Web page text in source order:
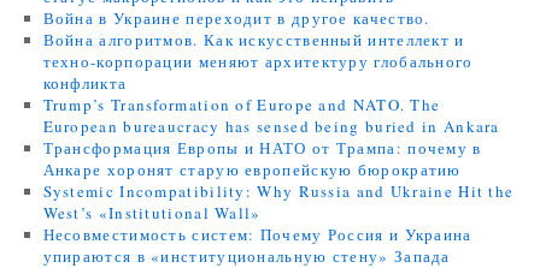
Война в Украине переходит в другое качество.
Война алгоритмов. Как искусственный интеллект и
техно-корпорации меняют архитектуру глобального
конфликта
Trump’s Transformation of Europe and NATO. The
European bureaucracy has sensed being buried in Ankara
Трансформация Европы и НАТО от Трампа: почему в
Анкаре хоронят старую европейскую бюрократию
Systemic Incompatibility: Why Russia and Ukraine Hit the
West’s «Institutional Wall»
Несовместимость систем: Почему Россия и Украина
упираются в «институциональную стену» Запада